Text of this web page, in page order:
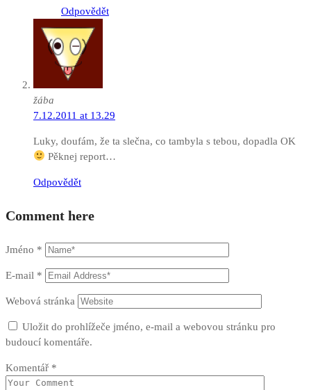
Odpovědět
žába
7.12.2011 at 13.29
Luky, doufám, že ta slečna, co tambyla s tebou, dopadla OK
Pěknej report…
Odpovědět
Comment here
Jméno *
E-mail *
Webová stránka
Uložit do prohlížeče jméno, e-mail a webovou stránku pro
budoucí komentáře.
Komentář *